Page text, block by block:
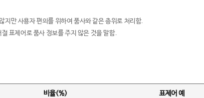
지만 사용자 편의를 위하여 품사와 같은 층위로 처리함.
절 표제어로 품사 정보를 주지 않은 것을 말함.
비율(%) 표제어 예